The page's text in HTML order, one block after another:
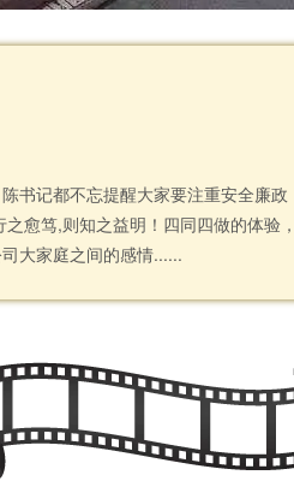
书记都不忘提醒大家要注重安全廉
愈笃,则知之益明！四同四做的体验
大家庭之间的感情......